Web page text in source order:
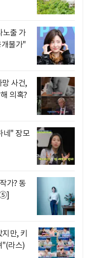
출 가
불가"
사건,
의혹?
네" 장모
가? 동
⑤]
만, 키
"(라스)